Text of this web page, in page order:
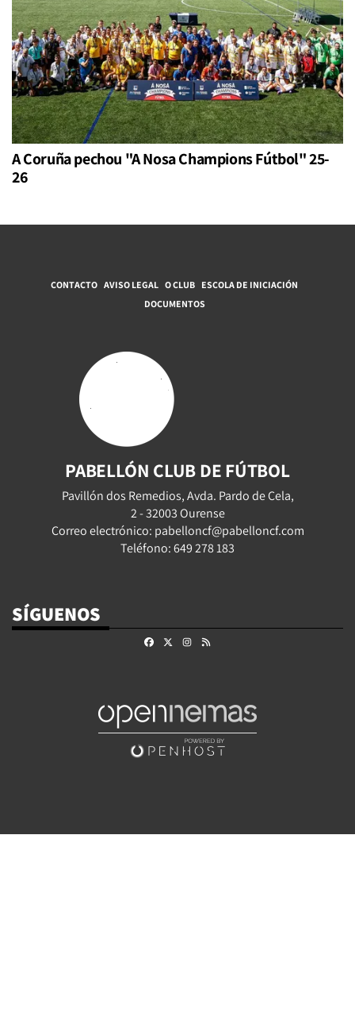
A Coruña pechou "A Nosa Champions Fútbol" 25-
26
CONTACTO AVISO LEGAL O CLUB ESCOLA DE INICIACIÓN
DOCUMENTOS
PABELLÓN CLUB DE FÚTBOL
Pavillón dos Remedios, Avda. Pardo de Cela,
2 - 32003 Ourense
Correo electrónico: pabelloncf@pabelloncf.com
Teléfono: 649 278 183
SÍGUENOS
FacebookInstagram